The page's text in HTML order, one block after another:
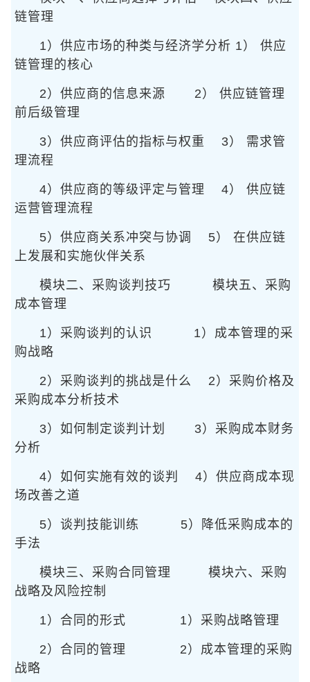
链管理
1）供应市场的种类与经济学分析 1） 供应
链管理的核心
2）供应商的信息来源 2） 供应链管理
前后级管理
3）供应商评估的指标与权重 3） 需求管
理流程
4）供应商的等级评定与管理 4） 供应链
运营管理流程
5）供应商关系冲突与协调
5） 在供应链
上发展和实施伙伴关系
模块二、采购谈判技巧 模块五、采购
成本管理
1）采购谈判的认识 1）成本管理的采
购战略
2）采购谈判的挑战是什么 2）采购价格及
采购成本分析技术
3）如何制定谈判计划
3）采购成本财务
分析
4）如何实施有效的谈判
4）供应商成本现
场改善之道
5）谈判技能训练 5）降低采购成本的
手法
模块三、采购合同管理 模块六、采购
战略及风险控制
1）合同的形式 1）采购战略管理
2）合同的管理 2）成本管理的采购
战略